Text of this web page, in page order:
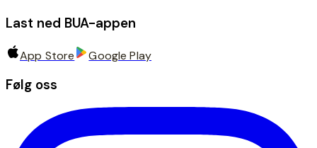
Last ned BUA-appen
App Store Google Play
Følg oss